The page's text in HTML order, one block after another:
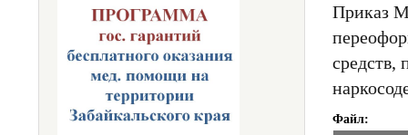
Приказ
средств,
Файл